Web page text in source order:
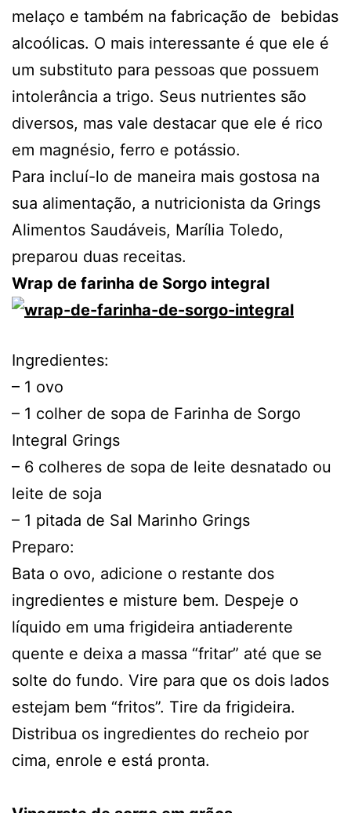
melaço e também na fabricação de bebidas
alcoólicas. O mais interessante é que ele é
um substituto para pessoas que possuem
intolerância a trigo. Seus nutrientes são
diversos, mas vale destacar que ele é rico
em magnésio, ferro e potássio.
Para incluí-lo de maneira mais gostosa na
sua alimentação, a nutricionista da Grings
Alimentos Saudáveis, Marília Toledo,
preparou duas receitas.
Wrap de farinha de Sorgo integral
Ingredientes:
– 1 ovo
– 1 colher de sopa de Farinha de Sorgo
Integral Grings
– 6 colheres de sopa de leite desnatado ou
leite de soja
– 1 pitada de Sal Marinho Grings
Preparo:
Bata o ovo, adicione o restante dos
ingredientes e misture bem. Despeje o
líquido em uma frigideira antiaderente
quente e deixa a massa “fritar” até que se
solte do fundo. Vire para que os dois lados
estejam bem “fritos”. Tire da frigideira.
Distribua os ingredientes do recheio por
cima, enrole e está pronta.